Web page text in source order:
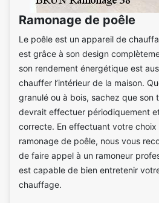
Ramonage de poêle
Le poêle est un appareil de
est grâce à son design
son rendement énergétique est
chauffer l’intérieur de la maison.
granulé ou à bois, sachez que son
devrait effectuer périodiquement
correcte. En effectuant votre
ramonage de poêle, nous vous
de faire appel à un ramoneur
est capable de bien entretenir
chauffage.